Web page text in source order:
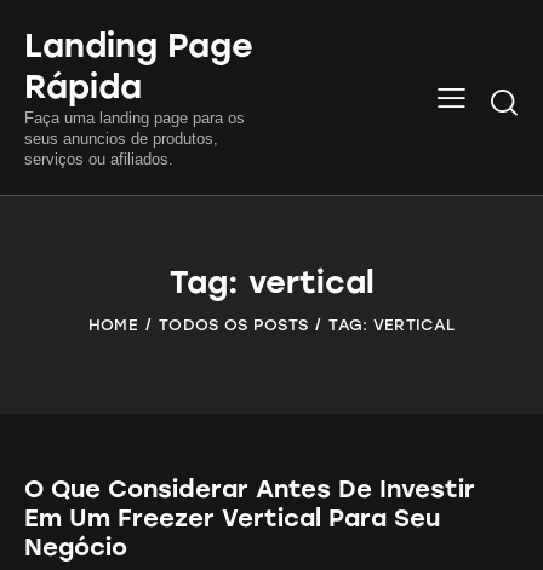
Landing Page
Rápida
Faça uma landing page para os
seus anuncios de produtos,
serviços ou afiliados.
Tag: vertical
HOME TODOS OS POSTS TAG: VERTICAL
O Que Considerar Antes De Investir
Em Um Freezer Vertical Para Seu
Negócio